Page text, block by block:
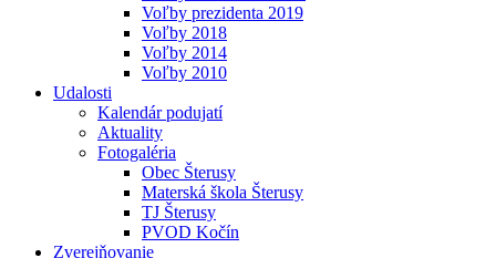
Voľby prezidenta 2019
Voľby 2018
Voľby 2014
Voľby 2010
Udalosti
Kalendár podujatí
Aktuality
Fotogaléria
Obec Šterusy
Materská škola Šterusy
TJ Šterusy
PVOD Kočín
Zverejňovanie